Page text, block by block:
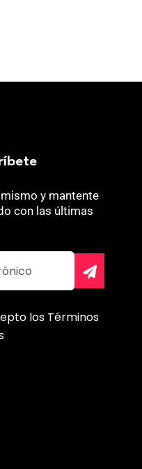
y mantente
con las últimas
los Términos